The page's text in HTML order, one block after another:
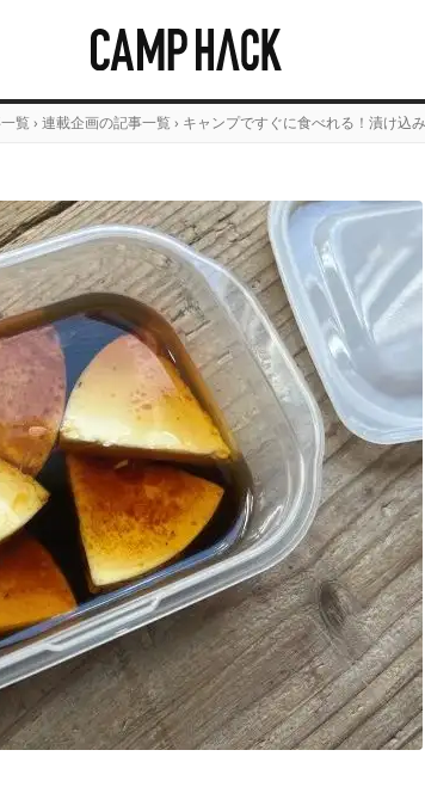
覧 › 連載企画の記事一覧 › キャンプですぐに食べれる！漬け込